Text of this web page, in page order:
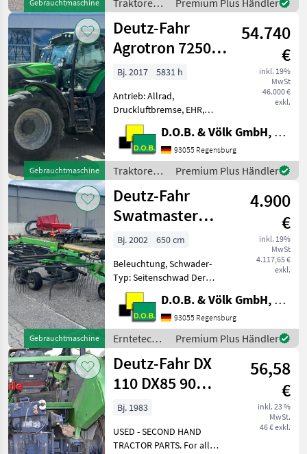
Gebrauchtmaschine
ANNO 2017 ORE LAVORATE
9.267 PNEUMA
Traktoren /
Deutz Fahr
Premium Plus Händler
Gebrauchtmaschine
Deutz-Fahr
Agrotron 7250
TTV
54.740
€
inkl. 19%
MwSt
46.000 €
exkl.
Bj. 2017
5831 h
Antrieb: Allrad,
Druckluftbremse, EHR,
gefederte Vorderachse,
Höchstgeschwindigkeit in
km/h: 40 km/h, Luftsitz,
Plattform: Kabine,
Fronthydraulik Sprechen
Sie uns für weite
D.O.B. & Völk GmbH, Filiale Regensburg
93055 Regensburg
Traktoren /
Deutz Fahr
Premium Plus Händler
Gebrauchtmaschine
Deutz-Fahr
Swatmaster
6531
4.900
€
inkl. 19%
MwSt
4.117,65 €
exkl.
Bj. 2002
650 cm
Beleuchtung, Schwader-
Typ: Seitenschwad Der
Deutz-Fahr Swatmaster
6531 aus dem Jahr 2002 ist
ein bewährter
Doppelkreiselschwader für
den professionellen Einsatz
in de
D.O.B. & Völk GmbH, Filiale Regensburg
93055 Regensburg
Erntetechnik
Grünland /
Deutz Fahr
Premium Plus Händler
Deutz-Fahr DX
110 DX85 90
parts,
pieces
56,58
€
inkl. 23 %
MwSt.
46 € exkl.
Bj. 1983
USED - SECOND HAND
TRACTOR PARTS. For all